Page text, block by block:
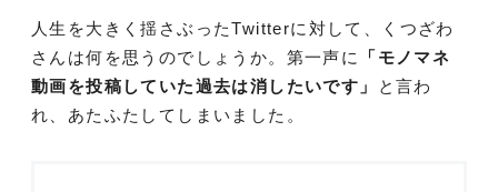
人生を大きく揺さぶったTwitterに対して、くつざわ
さんは何を思うのでしょうか。第一声に
「モノマネ
動画を投稿していた過去は消したいです」
と言わ
れ、あたふたしてしまいました。